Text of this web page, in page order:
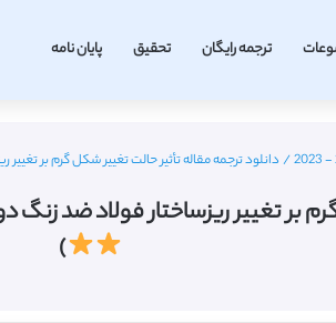
ترجمه رایگان تحقیق پایان نامه
/ دانلود ترجمه مقاله تأثیر حالت تغییر شکل گرم بر تغییر ریزساختار
ریزساختار فولاد ضد زنگ دوتایی (ساینس
)